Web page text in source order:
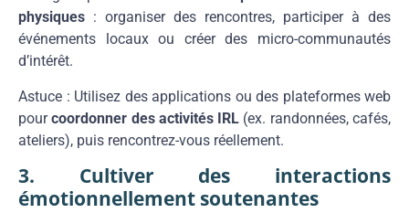
physiques : organiser des rencontres, participer à des
événements locaux ou créer des micro-communautés
d’intérêt.
Astuce : Utilisez des applications ou des plateformes web
pourcoordonner des activités IRL (ex. randonnées, cafés,
ateliers), puis rencontrez-vous réellement.
3. Cultiver des interactions
émotionnellement soutenantes